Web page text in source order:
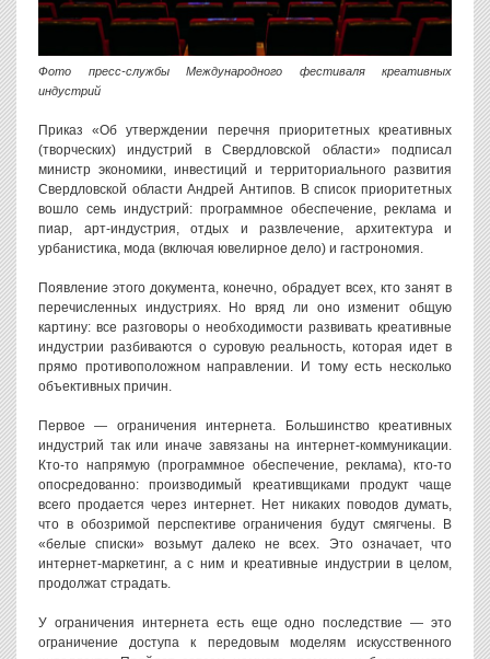
Фото пресс-службы Международного фестиваля креативных
индустрий
Приказ «Об утверждении перечня приоритетных креативных
(творческих) индустрий в Свердловской области» подписал
министр экономики, инвестиций и территориального развития
Свердловской области Андрей Антипов. В список приоритетных
вошло семь индустрий: программное обеспечение, реклама и
пиар, арт-индустрия, отдых и развлечение, архитектура и
урбанистика, мода (включая ювелирное дело) и гастрономия.
Появление этого документа, конечно, обрадует всех, кто занят в
перечисленных индустриях. Но вряд ли оно изменит общую
картину: все разговоры о необходимости развивать креативные
индустрии разбиваются о суровую реальность, которая идет в
прямо противоположном направлении. И тому есть несколько
объективных причин.
Первое — ограничения интернета. Большинство креативных
индустрий так или иначе завязаны на интернет-коммуникации.
Кто-то напрямую (программное обеспечение, реклама), кто-то
опосредованно: производимый креативщиками продукт чаще
всего продается через интернет. Нет никаких поводов думать,
что в обозримой перспективе ограничения будут смягчены. В
«белые списки» возьмут далеко не всех. Это означает, что
интернет-маркетинг, а с ним и креативные индустрии в целом,
продолжат страдать.
У ограничения интернета есть еще одно последствие — это
ограничение доступа к передовым моделям искусственного